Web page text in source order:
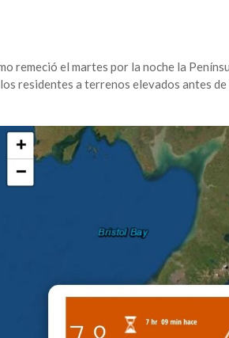
remeció el martes por la noche la
residentes a terrenos elevados antes